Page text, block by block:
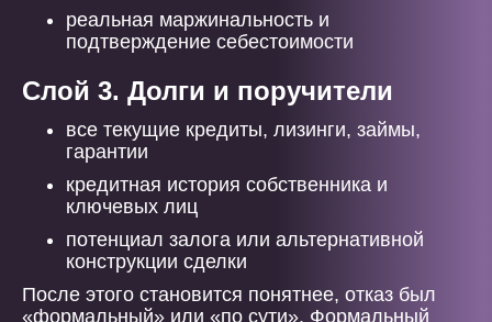
реальная маржинальность и
подтверждение себестоимости
Слой 3. Долги и поручители
все текущие кредиты, лизинги, займы,
гарантии
кредитная история собственника и
ключевых лиц
потенциал залога или альтернативной
конструкции сделки
После этого становится понятнее, отказ был
«формальный» или «по сути». Формальный